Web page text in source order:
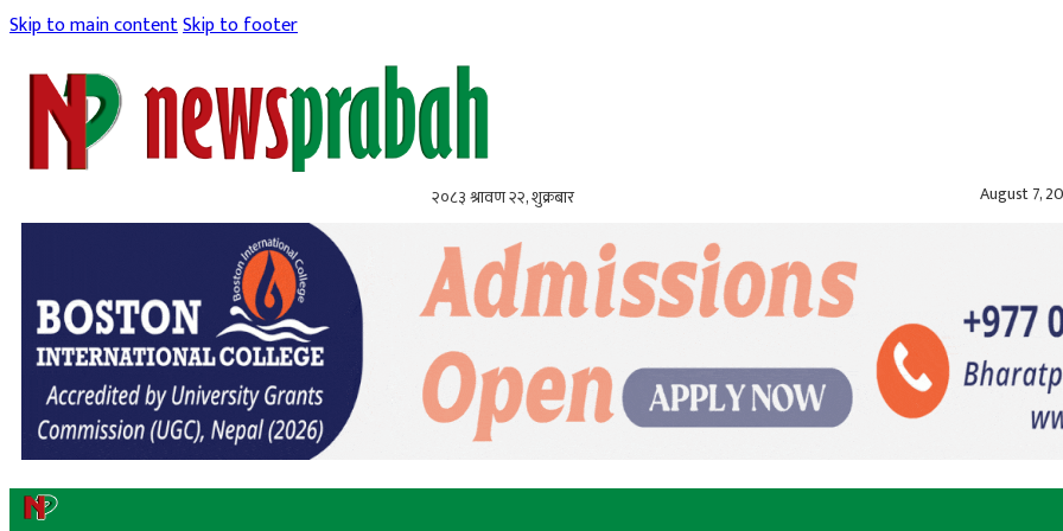
Skip to main contentSkip to footer
२०८३ श्रावण २२, शुक्रबार August 7,